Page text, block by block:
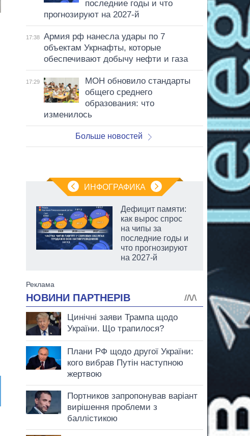
последние годы и что
прогнозируют на 2027-й
17:38
Армия рф нанесла удары по 7
объектам Укрнафты, которые
обеспечивают добычу нефти и газа
17:29
МОН обновило стандарты
общего среднего
образования: что
изменилось
Больше новостей
ИНФОГРАФИКА
Дефицит памяти:
как вырос спрос
на чипы за
последние годы и
что прогнозируют
на 2027-й